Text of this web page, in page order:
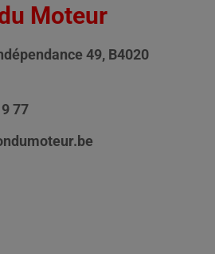
Moteur
49, B4020
77